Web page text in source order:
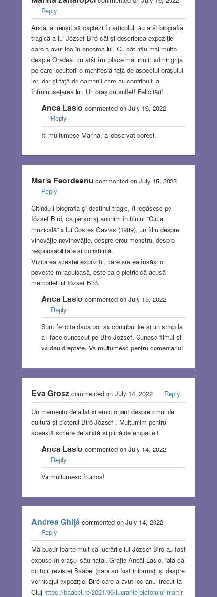
Reply
Anca, ai reuşit să captezi în articolul tău atât biografia
tragică a lui József Biró cât şi descrierea expoziţiei
care a avut loc în onoarea lui. Cu cât aflu mai multe
despre Oradea, cu atât îmi place mai mult; admir grija
pe care locuitorii o manifestă faţă de aspectul oraşului
lor, dar şi faţă de oamenii care au contribuit la
înfrumuseţarea lui. Un oraş cu suflet! Felicitări!
Anca Laslo commented on July 16, 2022
Reply
Iti multumesc Marina, ai observat corect.
Maria Feordeanu commented on July 15, 2022
Reply
Citindu-i biografia și destinul tragic, îl regăsesc pe
Iózsef Biró, ca personaj anonim în filmul “Cutia
muzicală” a lui Costea Gavras (1989), un film despre
vinovăție-nevinovăție, despre erou-monstru, despre
responsabilitate și conștiință.
Vizitarea acestei expoziții, care are ea însăși o
poveste miraculoasă, este ca o pietricică adusă
memoriei lui Iózsef Biró.
Anca Laslo commented on July 15, 2022
Reply
Sunt fericita daca pot sa contribui fie si un strop la
a-l face cunoscut pe Biro Jozsef. Cunosc filmul si
va dau dreptate. Va multumesc pentru comentariu!
Eva Groszcommented on July 14, 2022
Reply
Un memento detailat și emoționant despre omul de
cultură și pictorul Biró József . Mulțumim pentru
această scriere detailată și plină de empatie !
Anca Laslo commented on July 14, 2022
Reply
Va multumesc frumos!
Andrea Ghiţă commented on July 14, 2022
Reply
Mă bucur foarte mult că lucrările lui József Biró au fost
expuse în oraşul său natal. Graţie Ancăi Laslo, iată că
cititorii revistei Baabel (care au fost informaţi şi despre
vernisajul expoziţiei Biró care a avut loc anul trecut la
Cluj https://baabel.ro/2021/06/lucrarile-pictorului-martir-